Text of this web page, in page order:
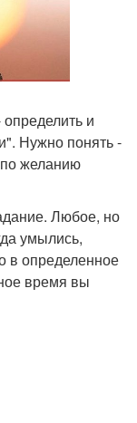
и
Нужно понять -
желанию
Любое, но
умылись,
в определенное
время вы